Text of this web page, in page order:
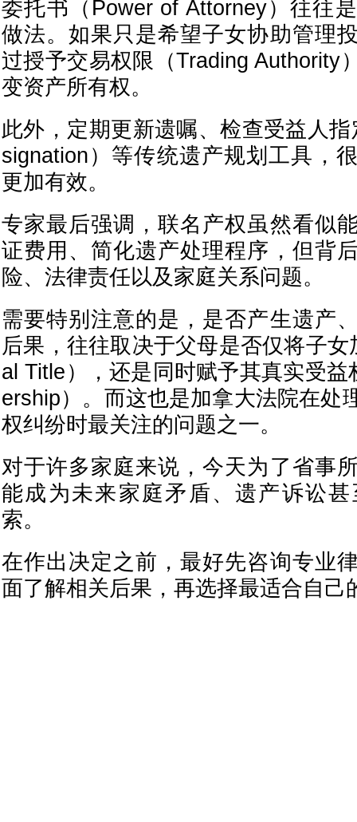
委托书（Power of Attorney）往往
做法。如果只是希望子女协助管理
过授予交易权限（Trading Authority
变资产所有权。
此外，定期更新遗嘱、检查受益人
signation）等传统遗产规划工具，
更加有效。
专家最后强调，联名产权虽然看似
证费用、简化遗产处理程序，但背
险、法律责任以及家庭关系问题。
需要特别注意的是，是否产生遗产
后果，往往取决于父母是否仅将子
al Title），还是同时赋予其真实受
ership）。而这也是加拿大法院在处
权纠纷时最关注的问题之一。
对于许多家庭来说，今天为了省事
能成为未来家庭矛盾、遗产诉讼
索。
在作出决定之前，最好先咨询专业
面了解相关后果，再选择最适合自己